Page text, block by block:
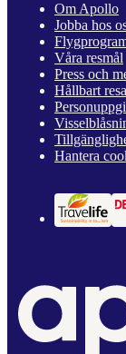
Om Apollo
Jobba hos
Våra resmål
Press och
Hållbart
Hantera